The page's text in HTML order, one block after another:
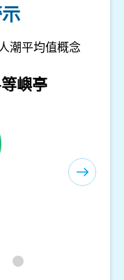
潮平均值概念
中心(室內)